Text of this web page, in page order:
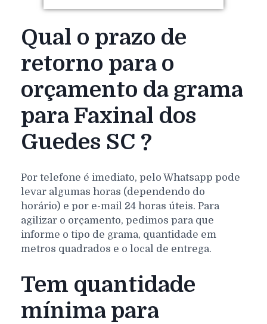
Qual o prazo de
retorno para o
orçamento da grama
para Faxinal dos
Guedes SC ?
Por telefone é imediato, pelo Whatsapp pode
levar algumas horas (dependendo do
horário) e por e-mail 24 horas úteis. Para
agilizar o orçamento, pedimos para que
informe o tipo de grama, quantidade em
metros quadrados e o local de entrega.
Tem quantidade
mínima para